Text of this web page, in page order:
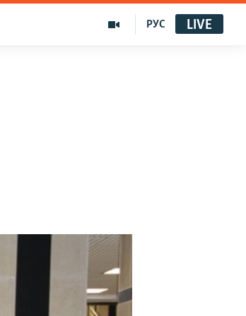
РУС LIVE